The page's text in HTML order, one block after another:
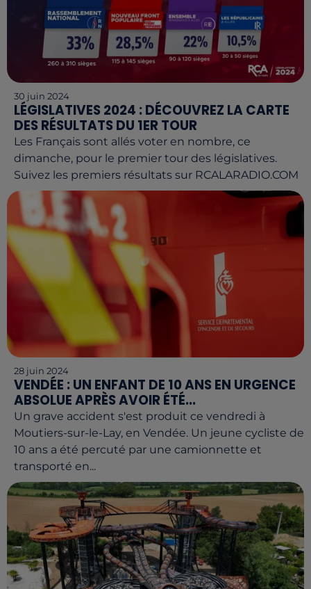
30 juin 2024
LÉGISLATIVES 2024 : DÉCOUVREZ LA CARTE
DES RÉSULTATS DU 1ER TOUR
Les Français sont allés voter en nombre, ce
dimanche, pour le premier tour des législatives.
Suivez les premiers résultats sur RCALARADIO.COM
28 juin 2024
VENDÉE : UN ENFANT DE 10 ANS EN URGENCE
ABSOLUE APRÈS AVOIR ÉTÉ...
Un grave accident s'est produit ce vendredi à
Moutiers-sur-le-Lay, en Vendée. Un jeune cycliste de
10 ans a été percuté par une camionnette et
transporté en...